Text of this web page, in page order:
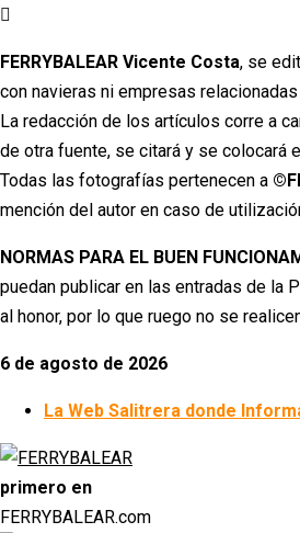
Ir
contenido
FERRYBALEAR Vicente Costa, se
con navieras ni empresas
La redacción de los artículos corre a
de otra fuente, se citará y se colocará
Todas las fotografías pertenecen a
mención del autor en caso de
NORMAS PARA EL BUEN
puedan publicar en las entradas de la
al honor, por lo que ruego no se
6 de agosto de 2026
La Web Salitrera donde
primero en
FERRYBALEAR.com